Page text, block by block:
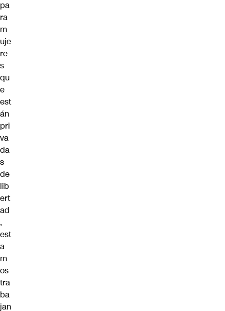
pa
ra
m
uje
re
s
qu
e
est
án
pri
va
da
s
de
lib
ert
ad
,
est
a
m
os
tra
ba
jan